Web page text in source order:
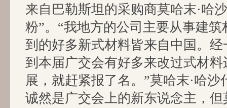
来自巴勒斯坦的采购商莫哈末·哈
粉”。“我地方的公司主要从事建
到的好多新式材料皆来自中国。
到本届广交会有好多来改过式材
展，就赶紧报了名。”莫哈末·哈沙
诚然是广交会上的新东说念主，但